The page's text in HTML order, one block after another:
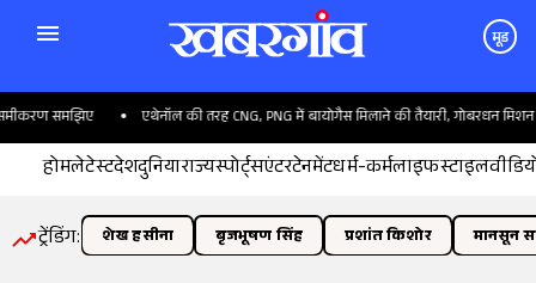
मूड
समझिए एथेनॉल की तरह CNG, PNG में बायोगैस मिलाने की तैयारी, गोबरधन मिशन
होमलेटेस्टदेशदुनियाराज्यस्पोर्ट्सएंटरटेनमेंटधर्म-कर्मलाइफस्टाइल
ट्रेंडिंग: शेख हसीना बृजभूषण सिंह प्रशांत किशोर मानसून